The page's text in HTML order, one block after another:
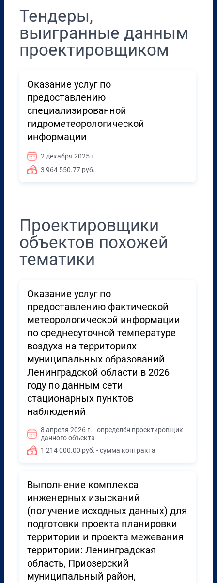
Тендеры,
выигранные данным
проектировщиком
Оказание услуг по
предоставлению
специализированной
гидрометеорологической
информации
2 декабря 2025 г.
3 964 550.77 руб.
Проектировщики
объектов похожей
тематики
Оказание услуг по
предоставлению фактической
метеорологической информации
по среднесуточной температуре
воздуха на территориях
муниципальных образований
Ленинградской области в 2026
году по данным сети
стационарных пунктов
наблюдений
8 апреля 2026 г. - определён проектировщик
данного объекта
1 214 000.00 руб. - сумма контракта
Выполнение комплекса
инженерных изысканий
(получение исходных данных) для
подготовки проекта планировки
территории и проекта межевания
территории: Ленинградская
область, Приозерский
муниципальный район,